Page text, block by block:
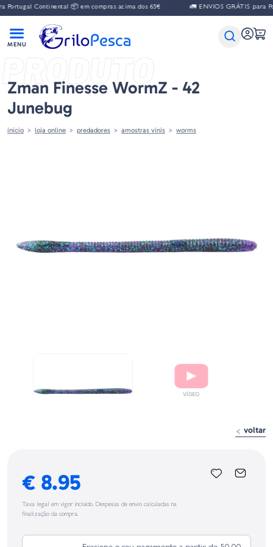
Continental 📦 em compras acima dos 65€ 🚛 ENVIOS GRÁTIS para
PRODUTO
Zman Finesse WormZ - 42
Junebug
início loja online predadores amostras vinis worms
voltar
€ 8.95
Taxa legal em vigor incluído. Despesas de envio calculadas na
finalização da compra.